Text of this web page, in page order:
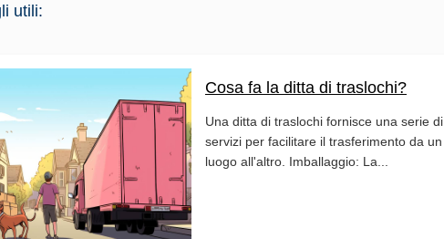
utili:
Cosa fa la ditta di traslochi?
Una ditta di traslochi fornisce una serie di
servizi per facilitare il trasferimento da un
luogo all'altro. Imballaggio: La...